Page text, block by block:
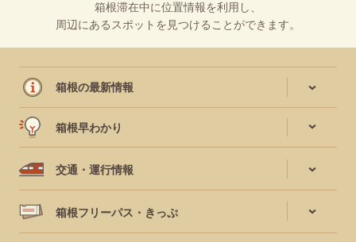
箱根滞在中に位置情報を利用し、
周辺にあるスポットを見つけることができます。
箱根の最新情報
箱根早わかり
交通・運行情報
箱根フリーパス・きっぷ